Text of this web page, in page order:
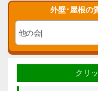
外壁･屋根の